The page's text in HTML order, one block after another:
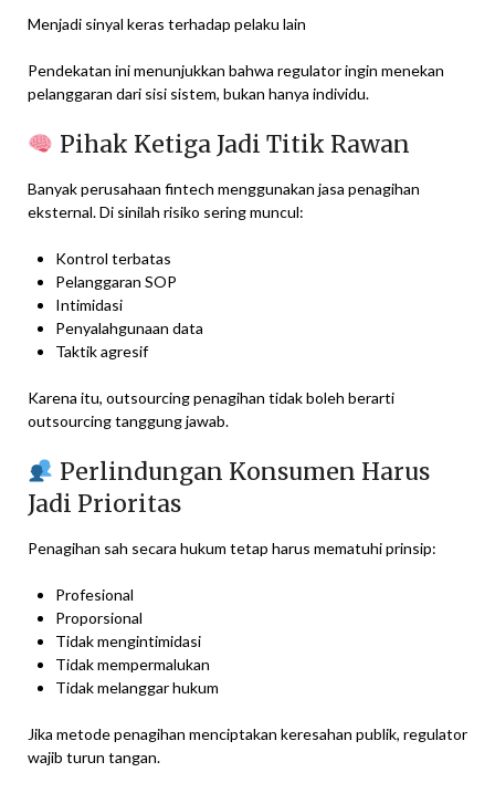
Menjadi sinyal keras terhadap pelaku lain
Pendekatan ini menunjukkan bahwa regulator ingin menekan
pelanggaran dari sisi sistem, bukan hanya individu.
Pihak Ketiga Jadi Titik Rawan
Banyak perusahaan fintech menggunakan jasa penagihan
eksternal. Di sinilah risiko sering muncul:
Kontrol terbatas
Pelanggaran SOP
Intimidasi
Penyalahgunaan data
Taktik agresif
Karena itu, outsourcing penagihan tidak boleh berarti
outsourcing tanggung jawab.
Perlindungan Konsumen Harus
Jadi Prioritas
Penagihan sah secara hukum tetap harus mematuhi prinsip:
Profesional
Proporsional
Tidak mengintimidasi
Tidak mempermalukan
Tidak melanggar hukum
Jika metode penagihan menciptakan keresahan publik, regulator
wajib turun tangan.